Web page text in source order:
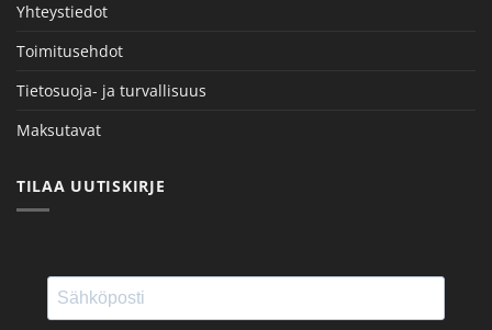
Yhteystiedot
Toimitusehdot
Tietosuoja- ja turvallisuus
Maksutavat
TILAA UUTISKIRJE